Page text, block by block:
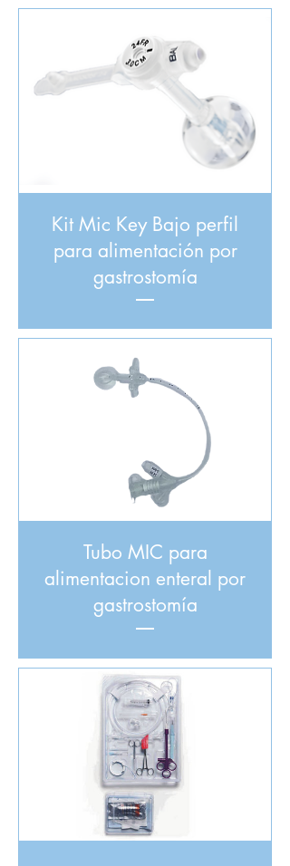
Kit Mic Key Bajo perfil
para alimentación por
gastrostomía
Tubo MIC para
alimentacion enteral por
gastrostomía